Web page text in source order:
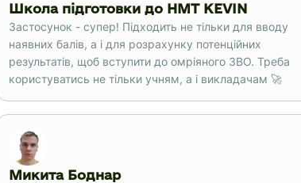
Школа підготовки до НМТ KEVIN
Застосунок - супер! Підходить не тільки для вводу
наявних балів, а і для розрахунку потенційних
результатів, щоб вступити до омріяного ЗВО. Треба
користуватись не тільки учням, а і викладачам 🚀
Микита Боднар